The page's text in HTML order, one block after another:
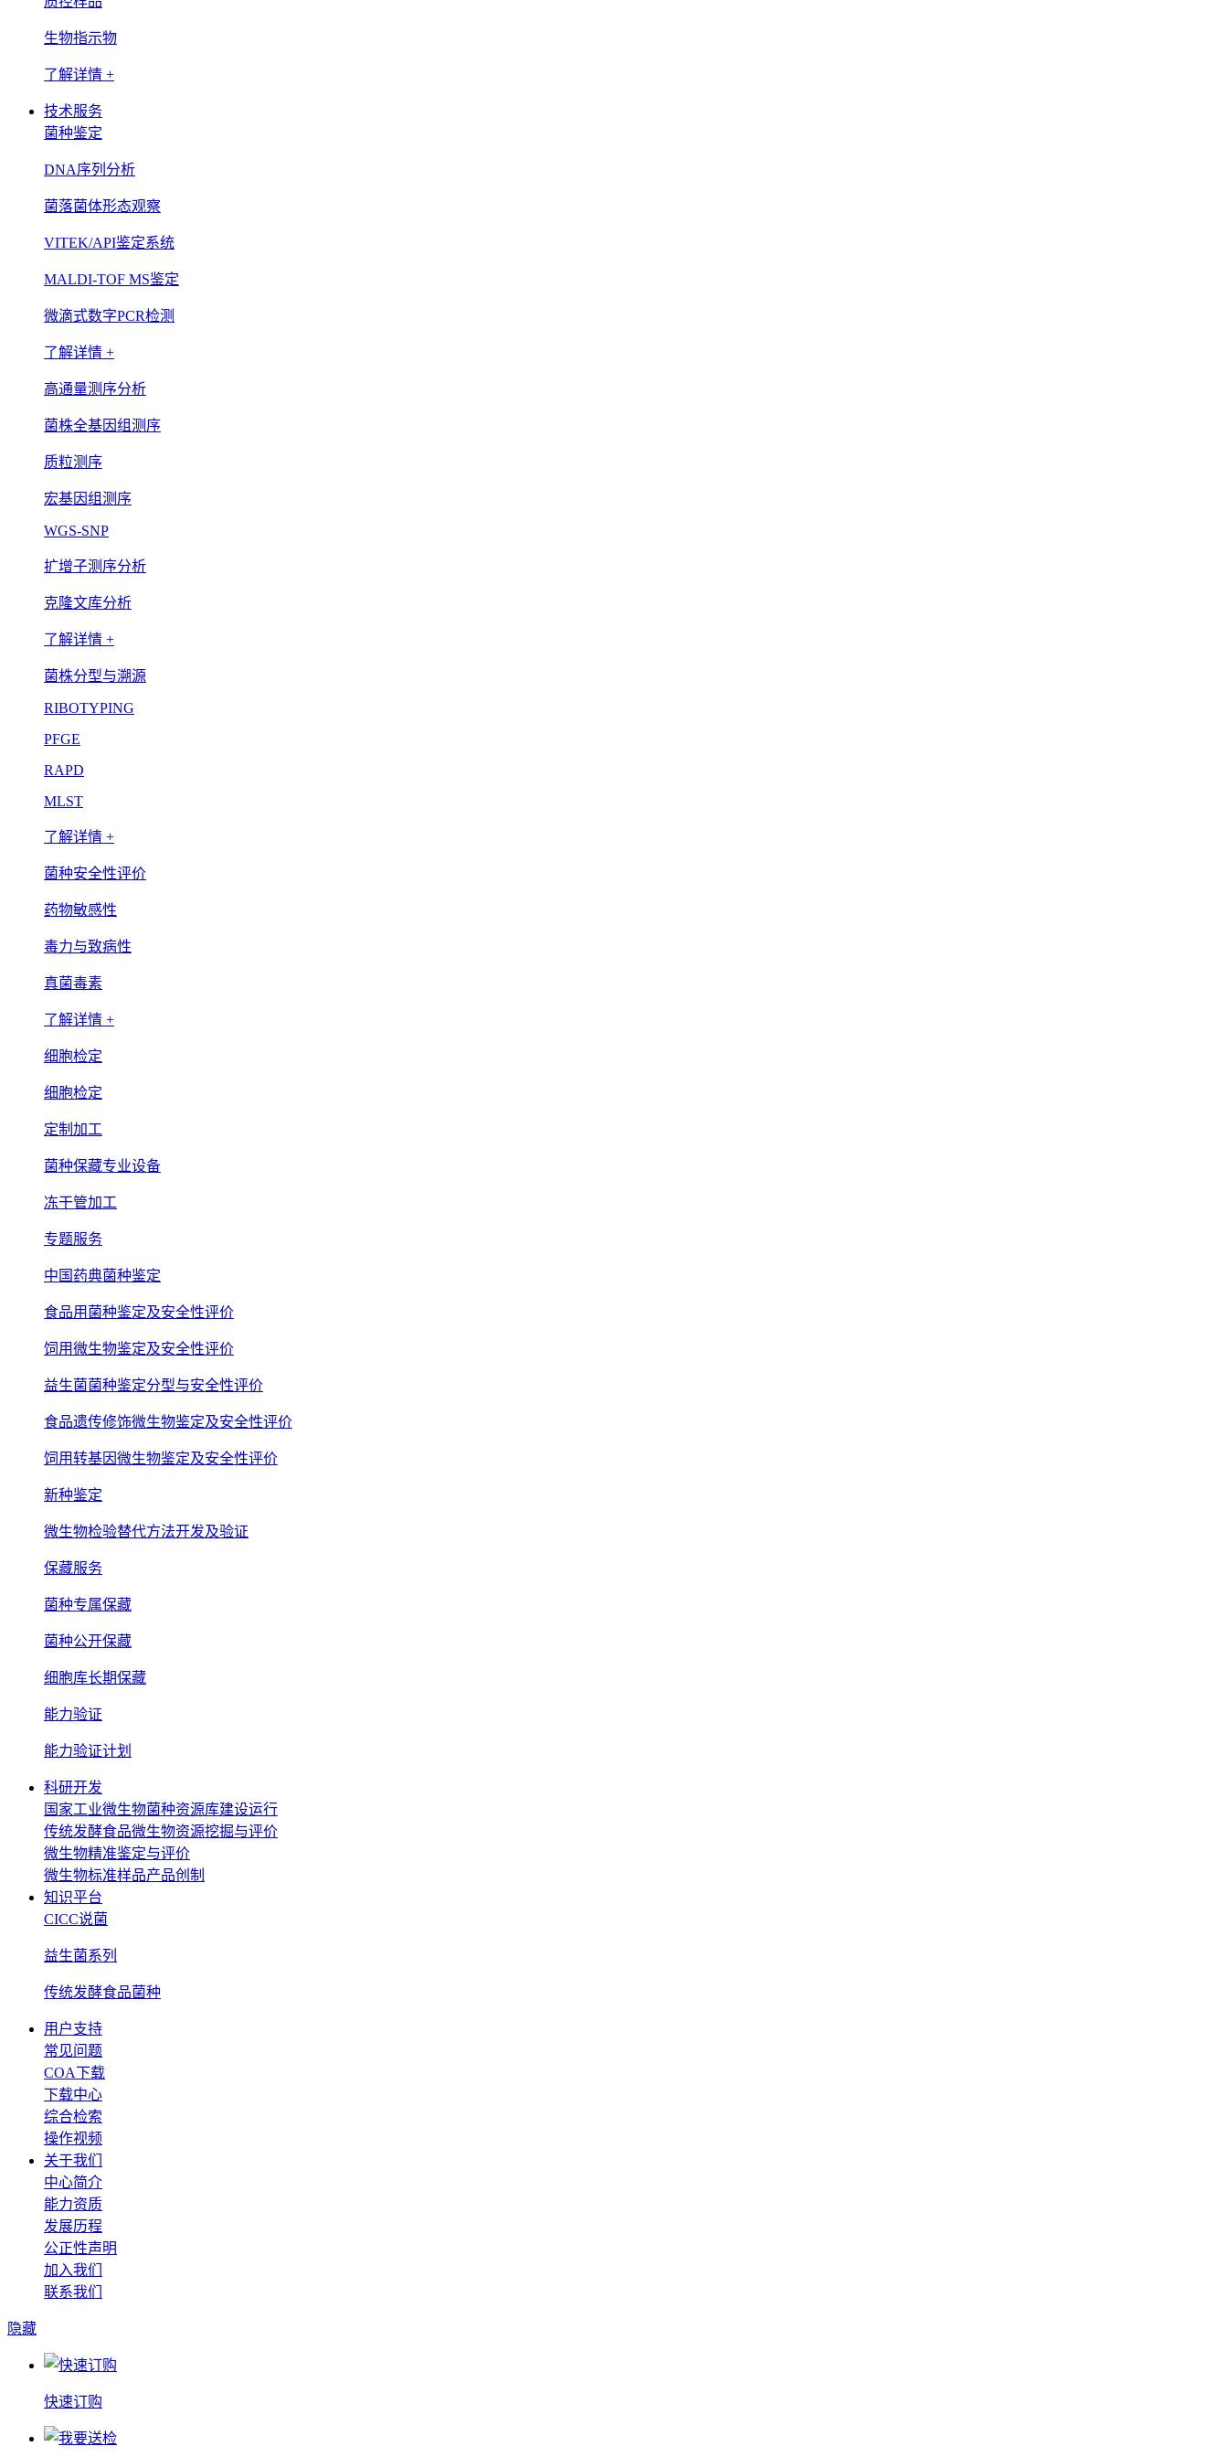
生物指示物
了解详情 +
技术服务
菌种鉴定
DNA序列分析
菌落菌体形态观察
VITEK/API鉴定系统
MALDI-TOF MS鉴定
微滴式数字PCR检测
了解详情 +
高通量测序分析
菌株全基因组测序
质粒测序
宏基因组测序
WGS-SNP
扩增子测序分析
克隆文库分析
了解详情 +
菌株分型与溯源
RIBOTYPING
PFGE
RAPD
MLST
了解详情 +
菌种安全性评价
药物敏感性
毒力与致病性
真菌毒素
了解详情 +
细胞检定
细胞检定
定制加工
菌种保藏专业设备
冻干管加工
专题服务
中国药典菌种鉴定
食品用菌种鉴定及安全性评价
饲用微生物鉴定及安全性评价
益生菌菌种鉴定分型与安全性评价
食品遗传修饰微生物鉴定及安全性评价
饲用转基因微生物鉴定及安全性评价
新种鉴定
微生物检验替代方法开发及验证
保藏服务
菌种专属保藏
菌种公开保藏
细胞库长期保藏
能力验证
能力验证计划
科研开发
国家工业微生物菌种资源库建设运行
传统发酵食品微生物资源挖掘与评价
微生物精准鉴定与评价
微生物标准样品产品创制
知识平台
CICC说菌
益生菌系列
传统发酵食品菌种
用户支持
常见问题
COA下载
下载中心
综合检索
操作视频
关于我们
中心简介
能力资质
发展历程
公正性声明
加入我们
联系我们
隐藏
快速订购